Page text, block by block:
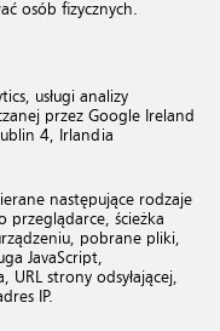
osób fizycznych.
usługi analizy
przez Google Ireland
4, Irlandia
następujące rodzaje
przeglądarce, ścieżka
pobrane pliki,
JavaScript,
strony odsyłającej,
IP.